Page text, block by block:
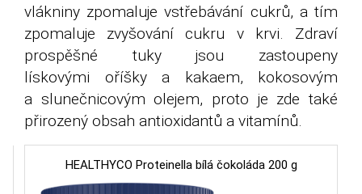
vlákniny zpomaluje vstřebávání cukrů, a tím
zpomaluje zvyšování cukru v krvi. Zdraví
prospěšné tuky jsou zastoupeny
lískovými oříšky a kakaem, kokosovým
a slunečnicovým olejem, proto je zde také
přirozený obsah antioxidantů a vitamínů.
HEALTHYCO Proteinella bílá čokoláda 200 g